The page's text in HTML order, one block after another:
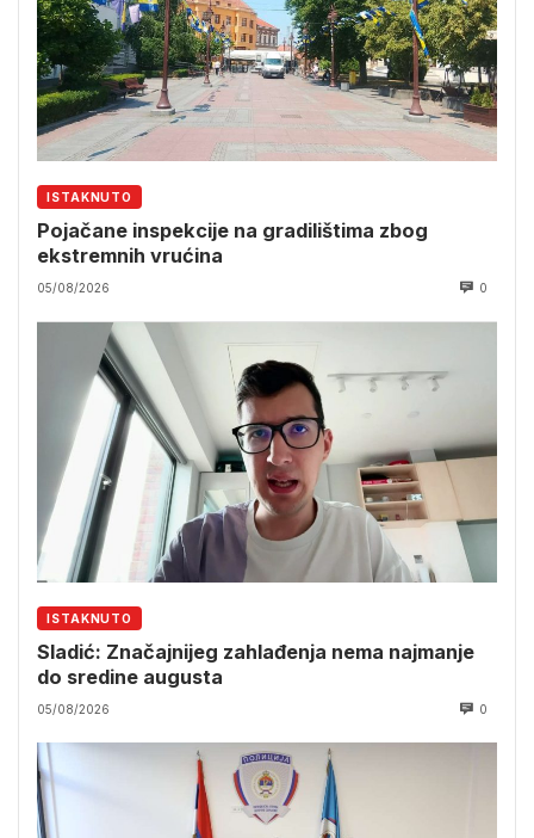
ISTAKNUTO
Pojačane inspekcije na gradilištima zbog
ekstremnih vrućina
05/08/2026 0
ISTAKNUTO
Sladić: Značajnijeg zahlađenja nema najmanje
do sredine augusta
05/08/2026 0